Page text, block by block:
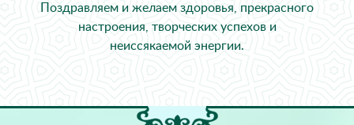
Поздравляем и желаем здоровья, прекрасного
настроения, творческих успехов и
неиссякаемой энергии.